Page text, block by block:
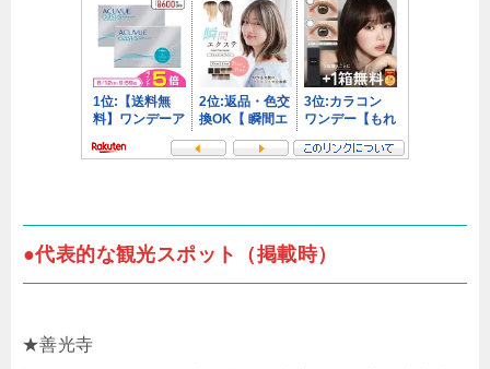
●代表的な観光スポット（掲載時）
★善光寺